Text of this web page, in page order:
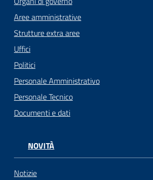
Aree amministrative
Strutture extra aree
Uffici
Politici
Personale Amministrativo
Personale Tecnico
Documenti e dati
NOVITÀ
Notizie